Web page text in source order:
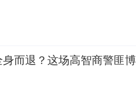
而退？这场高智商警匪博